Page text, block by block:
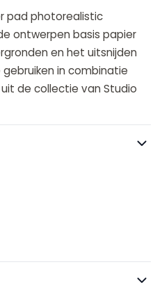
pad photorealistic
ontwerpen basis papier
en het uitsnijden
in combinatie
de collectie van Studio